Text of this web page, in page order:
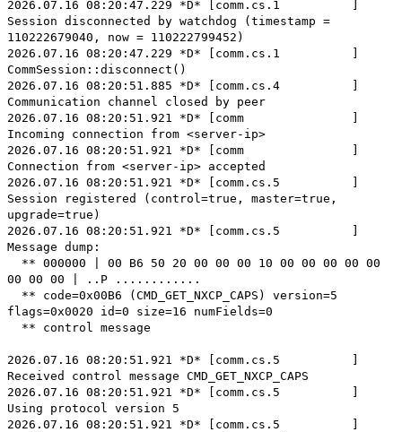
2026.07.16 08:20:47.229 *D* [comm.cs.1 ]
Session disconnected by watchdog (timestamp =
110222679040, now = 110222799452)
2026.07.16 08:20:47.229 *D* [comm.cs.1 ]
CommSession::disconnect()
2026.07.16 08:20:51.885 *D* [comm.cs.4 ]
Communication channel closed by peer
2026.07.16 08:20:51.921 *D* [comm ]
Incoming connection from <server-ip>
2026.07.16 08:20:51.921 *D* [comm ]
Connection from <server-ip> accepted
2026.07.16 08:20:51.921 *D* [comm.cs.5 ]
Session registered (control=true, master=true,
upgrade=true)
2026.07.16 08:20:51.921 *D* [comm.cs.5 ]
Message dump:
** 000000 | 00 B6 50 20 00 00 00 10 00 00 00 00 00
00 00 00 | ..P ............
** code=0x00B6 (CMD_GET_NXCP_CAPS) version=5
flags=0x0020 id=0 size=16 numFields=0
** control message
2026.07.16 08:20:51.921 *D* [comm.cs.5 ]
Received control message CMD_GET_NXCP_CAPS
2026.07.16 08:20:51.921 *D* [comm.cs.5 ]
Using protocol version 5
2026.07.16 08:20:51.921 *D* [comm.cs.5 ]